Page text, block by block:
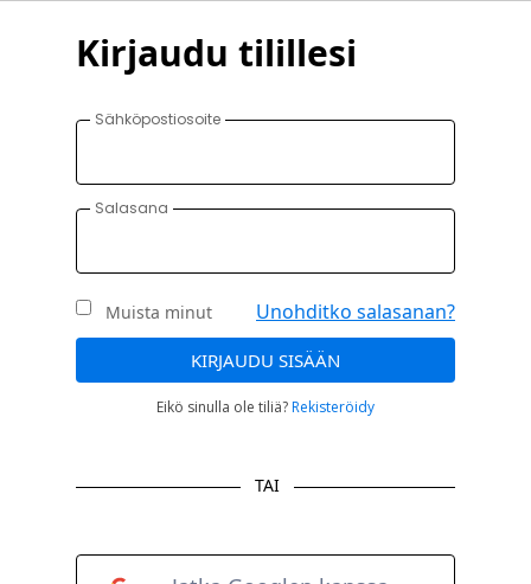
Kirjaudu tilillesi
Sähköpostiosoite
Salasana
Muista minut Unohditko salasanan?
KIRJAUDU SISÄÄN
Eikö sinulla ole tiliä?Rekisteröidy
TAI